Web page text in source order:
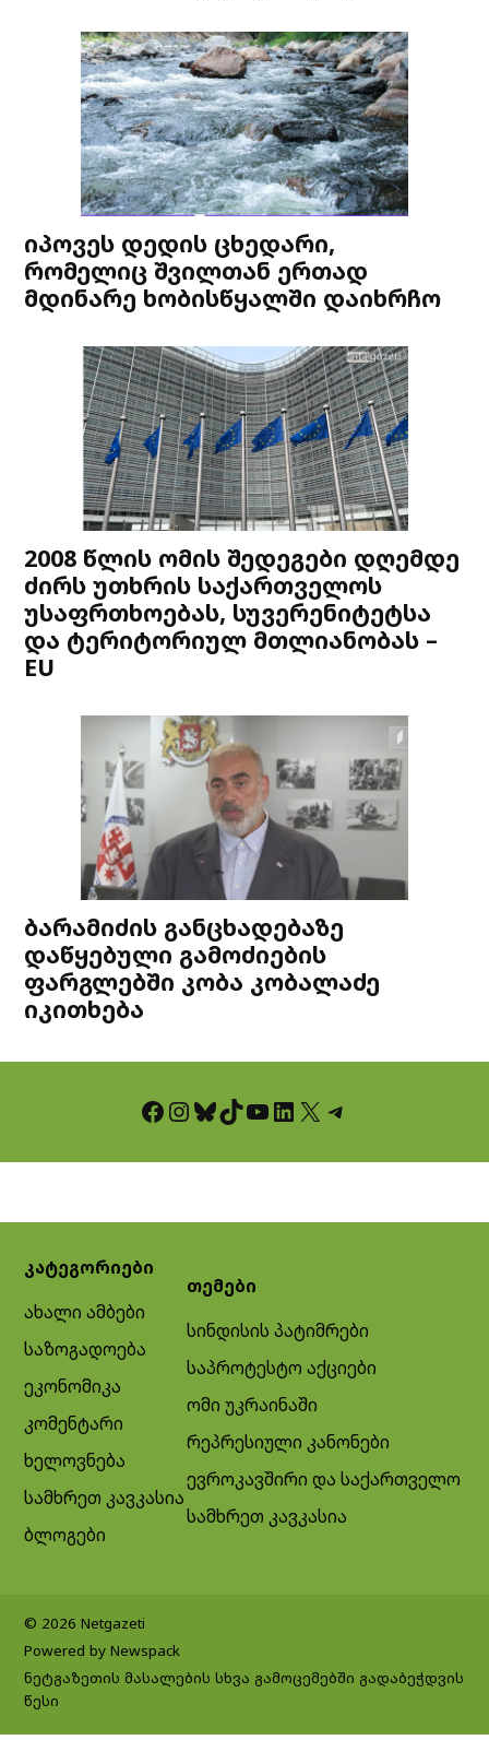
იპოვეს დედის ცხედარი,
რომელიც შვილთან ერთად
მდინარე ხობისწყალში დაიხრჩო
2008 წლის ომის შედეგები დღემდე
ძირს უთხრის საქართველოს
უსაფრთხოებას, სუვერენიტეტსა
და ტერიტორიულ მთლიანობას –
EU
ბარამიძის განცხადებაზე
დაწყებული გამოძიების
ფარგლებში კობა კობალაძე
იკითხება
Facebook InstagramBluesky TikTok YouTube LinkedIn X Telegram
კატეგორიები
ახალი ამბები
საზოგადოება
ეკონომიკა
კომენტარი
ხელოვნება
სამხრეთ კავკასია
ბლოგები
თემები
სინდისის პატიმრები
საპროტესტო აქციები
ომი უკრაინაში
რეპრესიული კანონები
ევროკავშირი და საქართველო
სამხრეთ კავკასია
© 2026 Netgazeti
Powered by Newspack
ნეტგაზეთის მასალების სხვა გამოცემებში გადაბეჭდვის
წესი